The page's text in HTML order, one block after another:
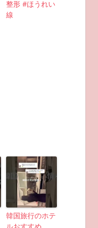
整形 #ほうれい
線
韓国旅行のホテ